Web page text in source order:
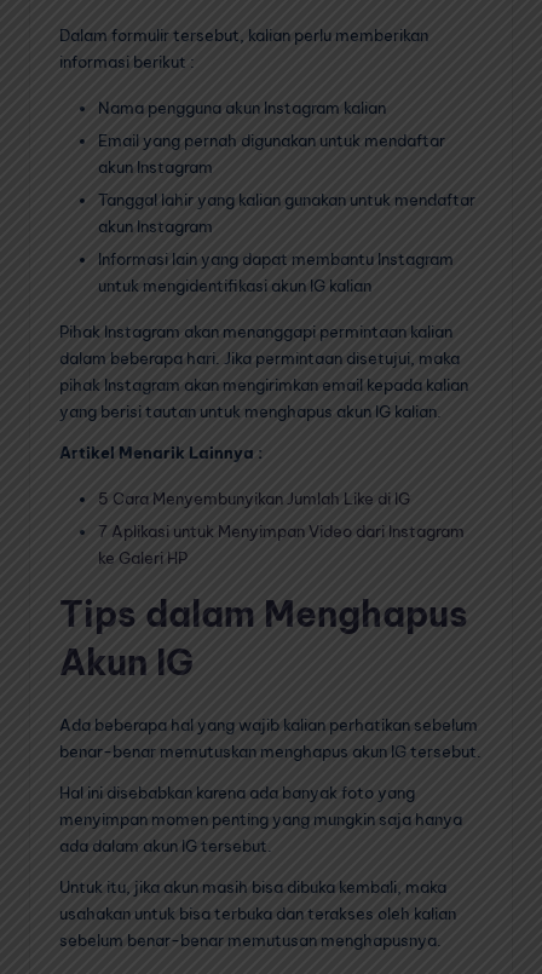
Dalam formulir tersebut, kalian perlu memberikan
informasi berikut :
Nama pengguna akun Instagram kalian
Email yang pernah digunakan untuk mendaftar
akun Instagram
Tanggal lahir yang kalian gunakan untuk mendaftar
akun Instagram
Informasi lain yang dapat membantu Instagram
untuk mengidentifikasi akun IG kalian
Pihak Instagram akan menanggapi permintaan kalian
dalam beberapa hari. Jika permintaan disetujui, maka
pihak Instagram akan mengirimkan email kepada kalian
yang berisi tautan untuk menghapus akun IG kalian.
Artikel Menarik Lainnya :
5 Cara Menyembunyikan Jumlah Like di IG
7 Aplikasi untuk Menyimpan Video dari Instagram
ke Galeri HP
Tips dalam Menghapus
Akun IG
Ada beberapa hal yang wajib kalian perhatikan sebelum
benar-benar memutuskan menghapus akun IG tersebut.
Hal ini disebabkan karena ada banyak foto yang
menyimpan momen penting yang mungkin saja hanya
ada dalam akun IG tersebut.
Untuk itu, jika akun masih bisa dibuka kembali, maka
usahakan untuk bisa terbuka dan terakses oleh kalian
sebelum benar-benar memutusan menghapusnya.